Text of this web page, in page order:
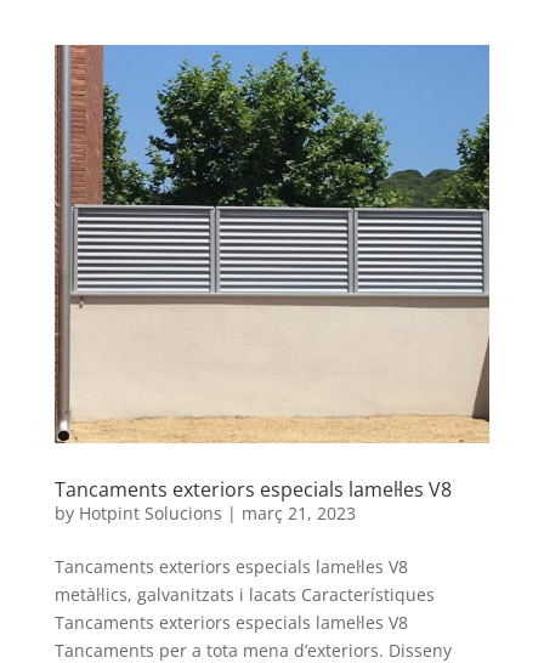
Tancaments exteriors especials lamel·les V8
by Hotpint Solucions | març 21, 2023
Tancaments exteriors especials lamel·les V8
metàl·lics, galvanitzats i lacats Característiques
Tancaments exteriors especials lamel·les V8
Tancaments per a tota mena d’exteriors. Disseny